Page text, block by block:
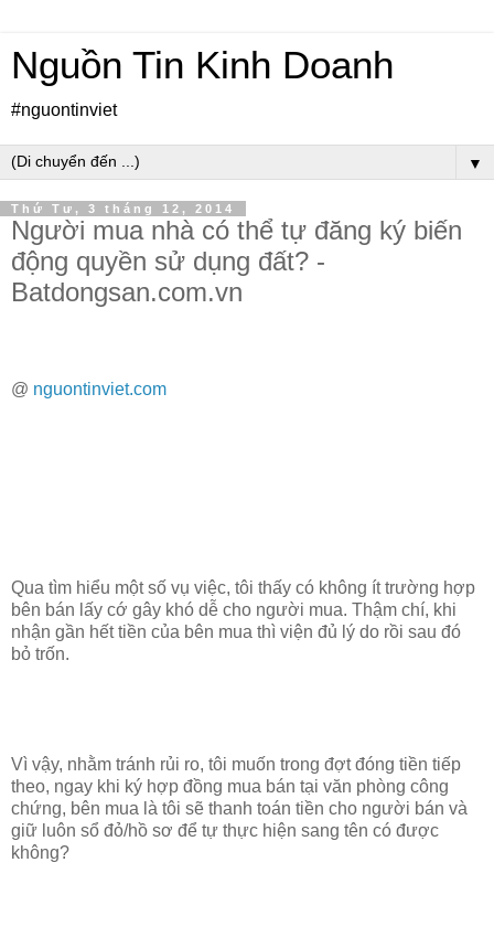
Nguồn Tin Kinh Doanh
#nguontinviet
▼
Thứ Tư, 3 tháng 12, 2014
Người mua nhà có thể tự đăng ký biến
động quyền sử dụng đất? -
Batdongsan.com.vn
@ nguontinviet.com
Qua tìm hiểu một số vụ việc, tôi thấy có không ít trường hợp
bên bán lấy cớ gây khó dễ cho người mua. Thậm chí, khi
nhận gần hết tiền của bên mua thì viện đủ lý do rồi sau đó
bỏ trốn.
Vì vậy, nhằm tránh rủi ro, tôi muốn trong đợt đóng tiền tiếp
theo, ngay khi ký hợp đồng mua bán tại văn phòng công
chứng, bên mua là tôi sẽ thanh toán tiền cho người bán và
giữ luôn sổ đỏ/hồ sơ để tự thực hiện sang tên có được
không?